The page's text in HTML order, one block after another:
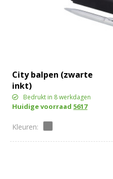
City balpen (zwarte
inkt)
Bedrukt in 8 werkdagen
Huidige voorraad 5617